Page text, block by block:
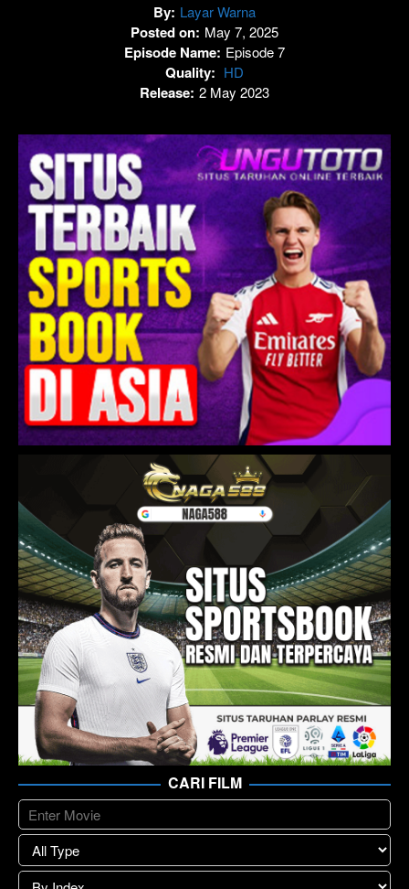
By: Layar Warna
Posted on: May 7, 2025
Episode Name: Episode 7
Quality: HD
Release: 2 May 2023
CARI FILM